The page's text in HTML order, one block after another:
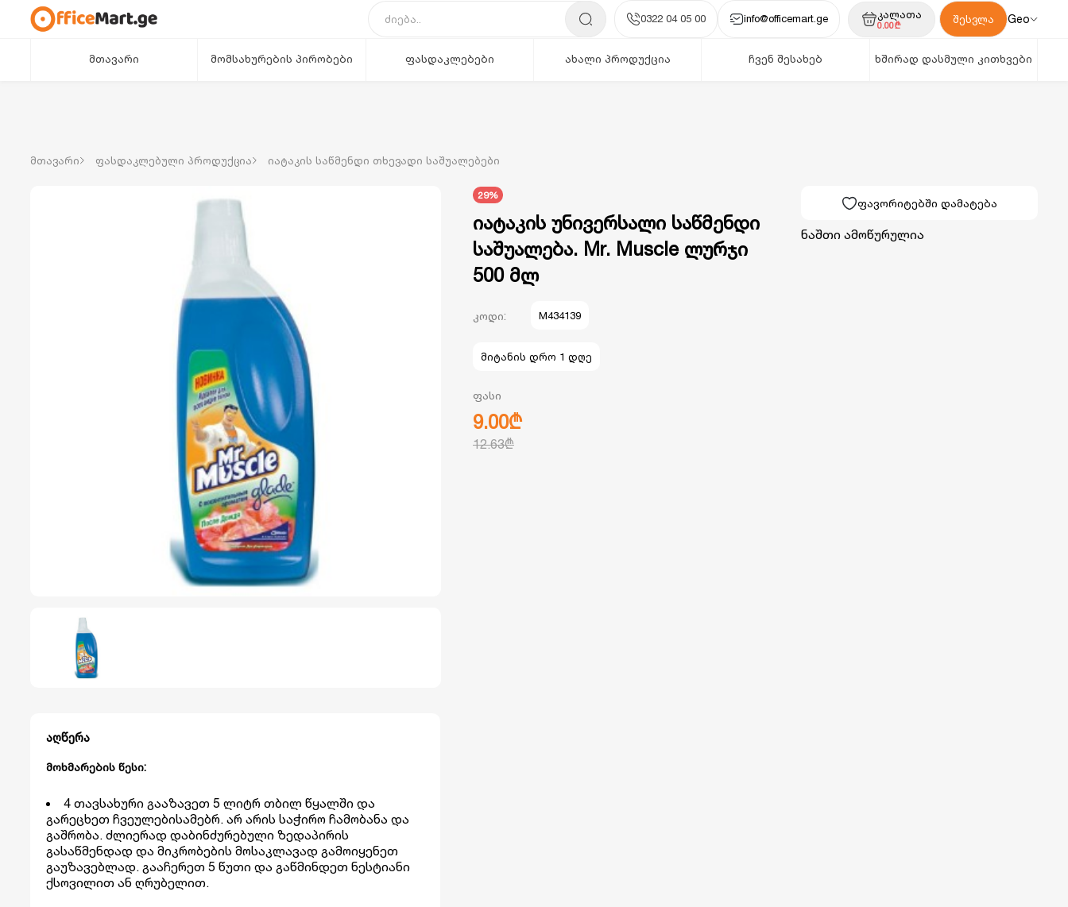
0322 04 05 00 info@officemart.ge კალათა
0.00₾ შესვლა Geo
მთავარი მომსახურების პირობები ფასდაკლებები ახალი პროდუქცია ჩვენ შესახებ ხშირად დასმული კითხვები
მთავარი ფასდაკლებული პროდუქცია იატაკის საწმენდი თხევადი საშუალებები
29%
იატაკის უნივერსალი საწმენდი
საშუალება. Mr. Muscle ლურჯი
500 მლ
კოდი: M434139
მიტანის დრო 1 დღე
ფასი
9.00₾
12.63₾
ფავორიტებში დამატება
ნაშთი ამოწურულია
აღწერა
მოხმარების წესი:
4 თავსახური გააზავეთ 5 ლიტრ თბილ წყალში და
გარეცხეთ ჩვეულებისამებრ. არ არის საჭირო ჩამობანა და
გაშრობა. ძლიერად დაბინძურებული ზედაპირის
გასაწმენდად და მიკრობების მოსაკლავად გამოიყენეთ
გაუზავებლად. გააჩერეთ 5 წუთი და გაწმინდეთ ნესტიანი
ქსოვილით ან ღრუბელით.